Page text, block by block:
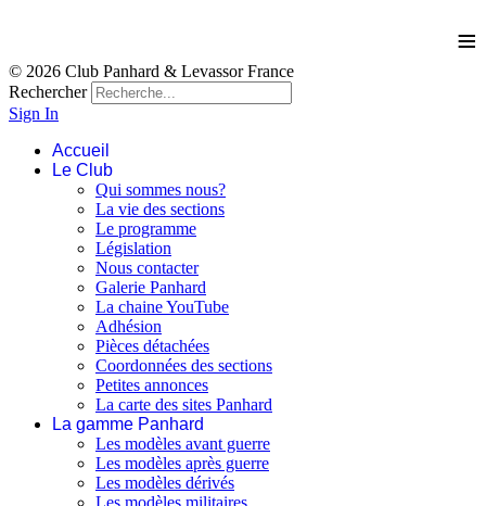
≡
© 2026 Club Panhard & Levassor France
Rechercher
Sign In
Accueil
Le Club
Qui sommes nous?
La vie des sections
Le programme
Législation
Nous contacter
Galerie Panhard
La chaine YouTube
Adhésion
Pièces détachées
Coordonnées des sections
Petites annonces
La carte des sites Panhard
La gamme Panhard
Les modèles avant guerre
Les modèles après guerre
Les modèles dérivés
Les modèles militaires